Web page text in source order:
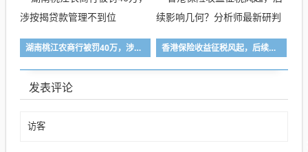
湖南桃江农商行被罚40万，涉按揭贷款管理不到位 香港保险收益征税风起，后续影响几何？分析师最新研判
发表评论